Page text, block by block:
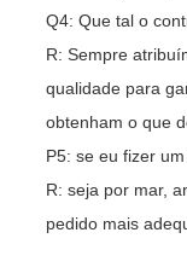
Q4: Que tal o
R: Sempre
qualidade para
obtenham o que
P5: se eu fizer
R: seja por mar,
pedido mais